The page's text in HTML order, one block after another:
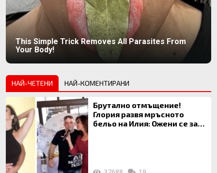
This Simple Trick Removes All Parasites From
Your Body!
НАЙ-ЧЕТЕНИ НАЙ-КОМЕНТИРАНИ
Брутално отмъщение!
Глория развя мръсното
бельо на Илия: Ожени се за